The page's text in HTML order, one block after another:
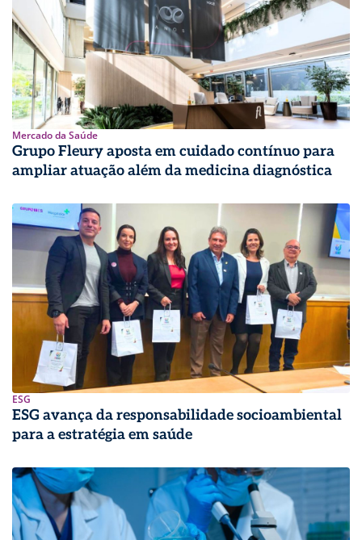
Mercado da Saúde
Grupo Fleury aposta em cuidado contínuo para
ampliar atuação além da medicina diagnóstica
ESG
ESG avança da responsabilidade socioambiental
para a estratégia em saúde